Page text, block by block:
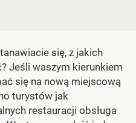
się, z jakich
Jeśli waszym kierunkiem
się na nową miejscową
turystów jak
restauracji obsługa